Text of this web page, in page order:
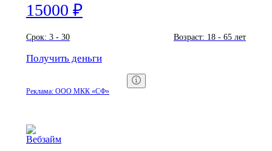
15000 ₽
Срок: 3 - 30 Возраст: 18 - 65 лет
Получить деньги
Реклама: ООО МКК «СФ»